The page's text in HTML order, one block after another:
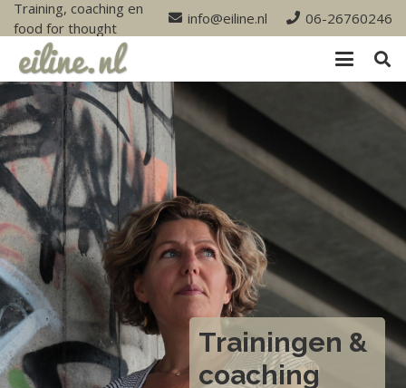
Training, coaching en
food for thought
info@eiline.nl 06-26760246
Trainingen &
coaching